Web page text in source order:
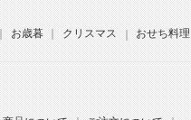
お歳暮 クリスマス おせち料理